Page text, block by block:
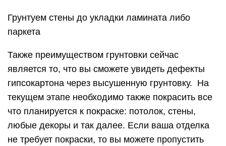
Грунтуем стены до укладки ламината либо
паркета
Также преимуществом грунтовки сейчас
является то, что вы сможете увидеть дефекты
гипсокартона через высушенную грунтовку. На
текущем этапе необходимо также покрасить все
что планируется к покраске: потолок, стены,
любые декоры и так далее. Если ваша отделка
не требует покраски, то вы можете пропустить